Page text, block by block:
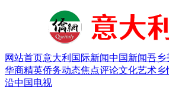
网站首页意大利 国际新闻中国新闻吾乡
华商精英侨务动态焦点评论文化艺术乡
沿中国电视